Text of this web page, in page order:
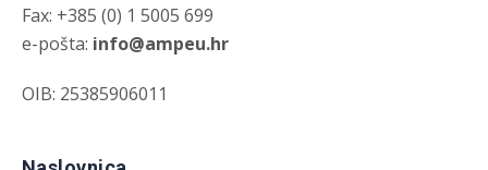
Fax: +385 (0) 1 5005 699
e-pošta: info@ampeu.hr
OIB: 25385906011